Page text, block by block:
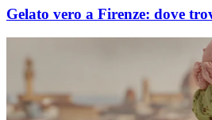
Gelato vero a Firenze: dove